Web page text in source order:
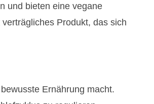
und bieten eine vegane
Produkt, das sich
Ernährung macht.